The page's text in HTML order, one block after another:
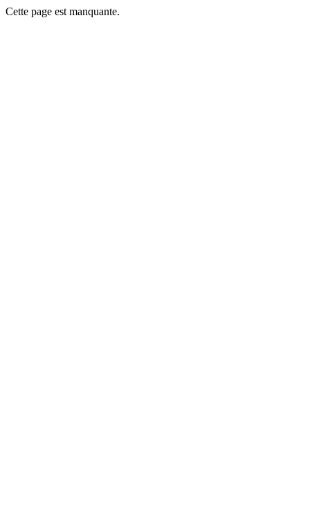
Cette page est manquante.